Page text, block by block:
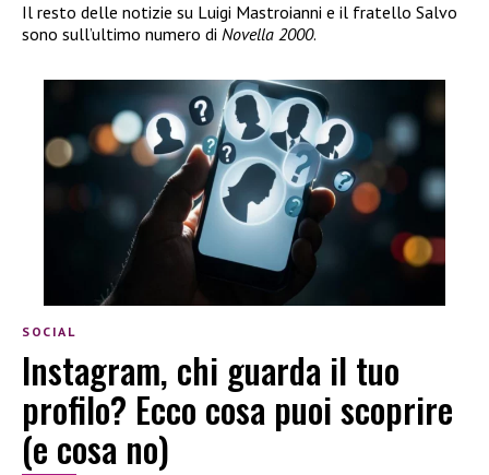
Il resto delle notizie su Luigi Mastroianni e il fratello Salvo
sono sull’ultimo numero di Novella 2000.
SOCIAL
Instagram, chi guarda il tuo
profilo? Ecco cosa puoi scoprire
(e cosa no)